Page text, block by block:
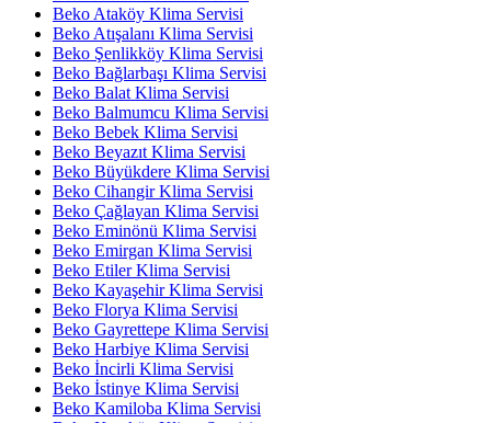
Beko Ataköy Klima Servisi
Beko Atışalanı Klima Servisi
Beko Şenlikköy Klima Servisi
Beko Bağlarbaşı Klima Servisi
Beko Balat Klima Servisi
Beko Balmumcu Klima Servisi
Beko Bebek Klima Servisi
Beko Beyazıt Klima Servisi
Beko Büyükdere Klima Servisi
Beko Cihangir Klima Servisi
Beko Çağlayan Klima Servisi
Beko Eminönü Klima Servisi
Beko Emirgan Klima Servisi
Beko Etiler Klima Servisi
Beko Kayaşehir Klima Servisi
Beko Florya Klima Servisi
Beko Gayrettepe Klima Servisi
Beko Harbiye Klima Servisi
Beko İncirli Klima Servisi
Beko İstinye Klima Servisi
Beko Kamiloba Klima Servisi